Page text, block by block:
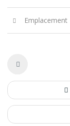
Emplacement